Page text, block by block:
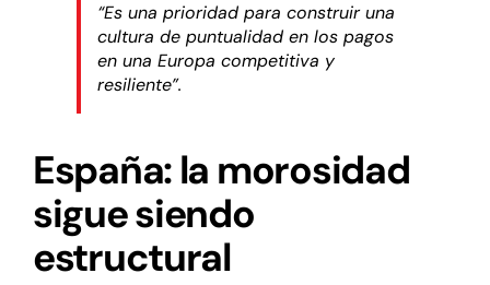
“Es una prioridad para construir una
cultura de puntualidad en los pagos
en una Europa competitiva y
resiliente”.
España: la morosidad
sigue siendo
estructural